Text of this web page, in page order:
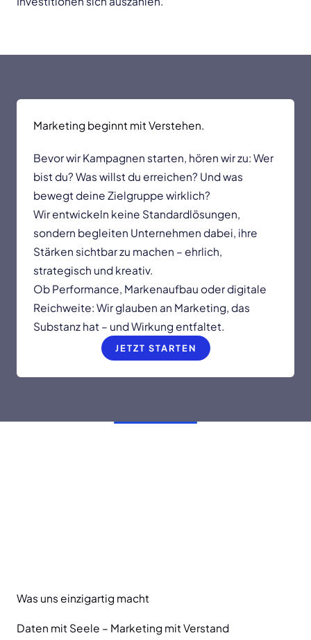
Marketing beginnt mit Verstehen.
Bevor wir Kampagnen starten, hören wir zu: Wer
bist du? Was willst du erreichen? Und was
bewegt deine Zielgruppe wirklich?
Wir entwickeln keine Standardlösungen,
sondern begleiten Unternehmen dabei, ihre
Stärken sichtbar zu machen – ehrlich,
strategisch und kreativ.
Ob Performance, Markenaufbau oder digitale
Reichweite: Wir glauben an Marketing, das
Substanz hat – und Wirkung entfaltet.
JETZT STARTEN
Was uns einzigartig macht
Daten mit Seele – Marketing mit Verstand